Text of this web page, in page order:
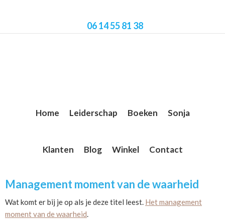
06 14 55 81 38
Home Leiderschap Boeken Sonja
Klanten Blog Winkel Contact
Management moment van de waarheid
Wat komt er bij je op als je deze titel leest. Het management
moment van de waarheid.